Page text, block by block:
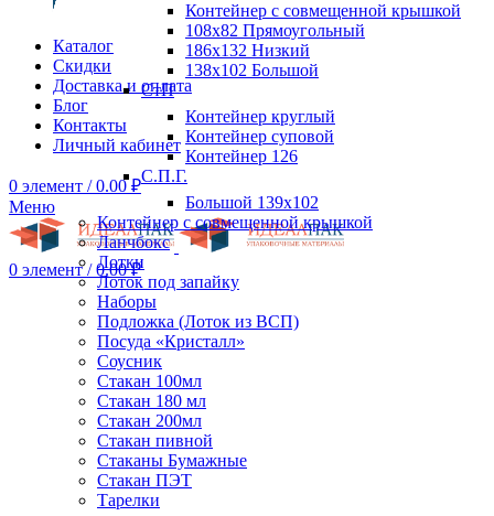
Каталог
Скидки
Доставка и оплата
Блог
Контакты
Личный кабинет
0 элемент / 0.00₽
Меню
0 элемент / 0.00₽
Контейнер с совмещенной крышкой
108х82 Прямоугольный
186х132 Низкий
138х102 Большой
СтП
Контейнер круглый
Контейнер суповой
Контейнер 126
С.П.Г.
Большой 139х102
Контейнер с совмещенной крышкой
Ланчбокс
Лотки
Лоток под запайку
Наборы
Подложка (Лоток из ВСП)
Посуда «Кристалл»
Соусник
Стакан 100мл
Стакан 180 мл
Стакан 200мл
Стакан пивной
Стаканы Бумажные
Стакан ПЭТ
Тарелки